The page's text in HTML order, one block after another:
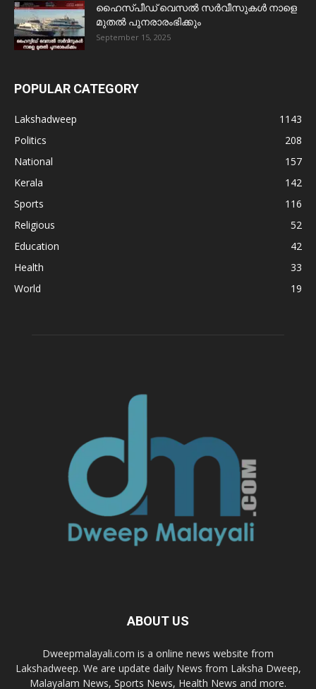
ഹൈസ്പീഡ് വെസൽ സർവീസുകൾ നാളെ
മുതൽ പുനരാരംഭിക്കും
September 15, 2025
POPULAR CATEGORY
Lakshadweep
1143
Politics
208
National
157
Kerala
142
Sports
116
Religious
52
Education
42
Health
33
World
19
ABOUT US
Dweepmalayali.com is a online news website from
Lakshadweep. We are update daily News from Laksha Dweep,
Malayalam News, Sports News, Health News and more.